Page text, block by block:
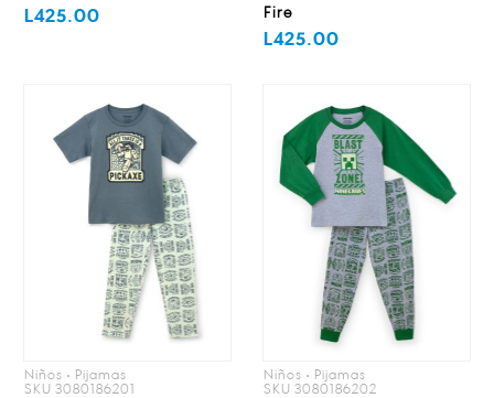
L425.00 Fire
L425.00
Niños • Pijamas
SKU 3080186201
Niños • Pijamas
SKU 3080186202